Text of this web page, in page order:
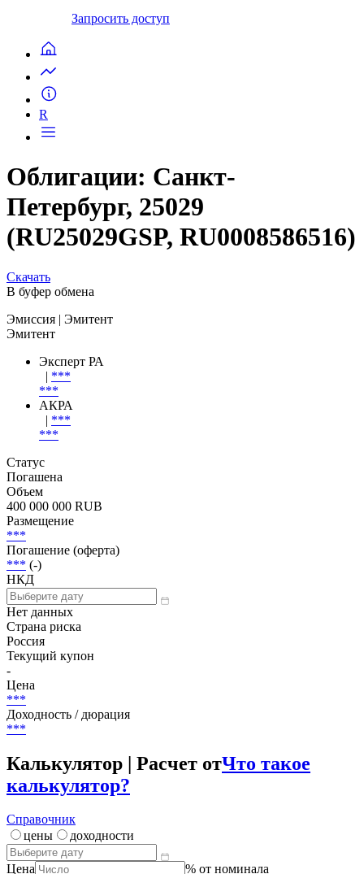
Запросить доступ
R
Облигации: Санкт-
Петербург, 25029
(RU25029GSP, RU0008586516)
Скачать
В буфер обмена
Эмиссия | Эмитент
Эмитент
Эксперт РА
| ***
***
АКРА
| ***
***
Статус
Погашена
Объем
400 000 000 RUB
Размещение
***
Погашение (оферта)
*** (-)
НКД
Нет данных
Страна риска
Россия
Текущий купон
-
Цена
***
Доходность / дюрация
***
Калькулятор | Расчет отЧто такое
калькулятор?
Справочник
цены
доходности
Цена
% от номинала